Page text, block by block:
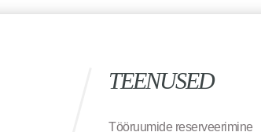
TEENUSED
Tööruumide reserveerimine